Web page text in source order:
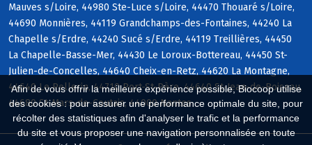
Afin de vous offrir la meilleure expérience possible, Biocoop utilise
des cookies : pour assurer une performance optimale du site, pour
récolter des statistiques afin d'analyser le trafic et la performance
du site et vous proposer une navigation personnalisée en toute
Mauves s/Loire, 44980 Ste-Luce s/Loire, 44470 Thouaré s/Loire,
44690 Monnières, 44119 Grandchamps-des-Fontaines, 44240 La
Chapelle s/Erdre, 44240 Sucé s/Erdre, 44119 Treillières, 44450
La Chapelle-Basse-Mer, 44430 Le Loroux-Bottereau, 44450 St-
Julien-de-Concelles, 44640 Cheix-en-Retz, 44620 La Montagne,
44640 Le Pellerin, 44710 Port-St-Père, 44640 St-Jean-de-Boiseau,
44680 St-Mars-de-Coutais, 44000 Nantes